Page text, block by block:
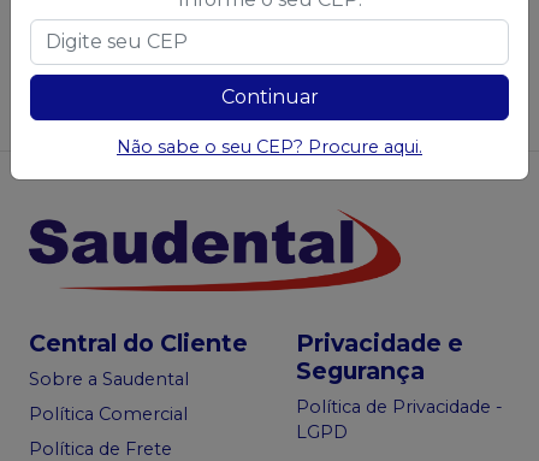
Não achou algum produto? Sugira para a
Saudental
Central do Cliente
Sobre a Saudental
Política Comercial
Política de Frete
Privacidade e
Segurança
Política de Privacidade -
LGPD
Continuar
Não sabe o seu CEP? Procure aqui.